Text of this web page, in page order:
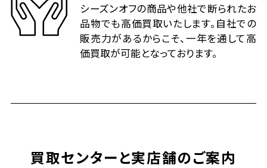
シーズンオフの商品や他社で断られたお
品物でも高価買取いたします。自社での
販売力があるからこそ、一年を通して高
価買取が可能となっております。
買取センターと実店舗のご案内